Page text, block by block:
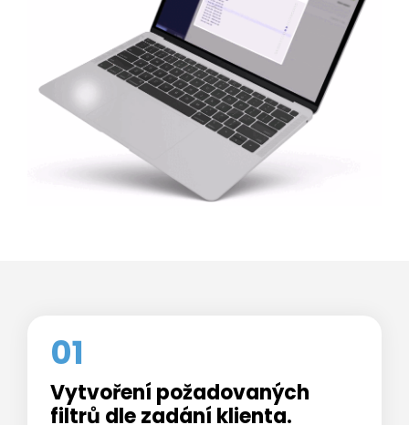
01